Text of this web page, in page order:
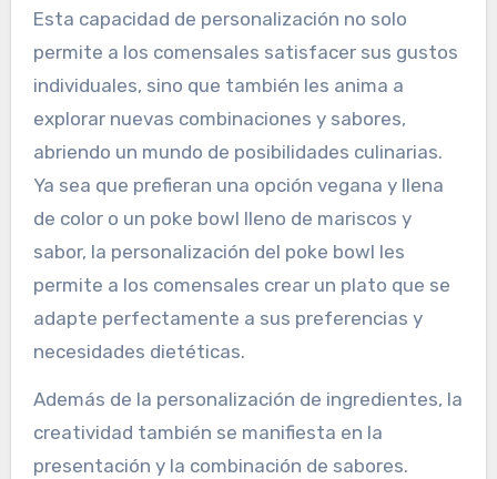
Esta capacidad de personalización no solo
permite a los comensales satisfacer sus gustos
individuales, sino que también les anima a
explorar nuevas combinaciones y sabores,
abriendo un mundo de posibilidades culinarias.
Ya sea que prefieran una opción vegana y llena
de color o un poke bowl lleno de mariscos y
sabor, la personalización del poke bowl les
permite a los comensales crear un plato que se
adapte perfectamente a sus preferencias y
necesidades dietéticas.
Además de la personalización de ingredientes, la
creatividad también se manifiesta en la
presentación y la combinación de sabores.